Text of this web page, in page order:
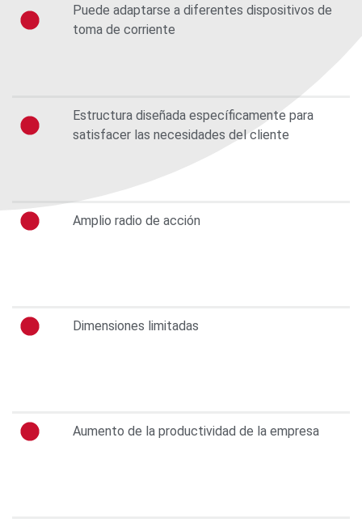
Puede adaptarse a diferentes dispositivos de
toma de corriente
Estructura diseñada específicamente para
satisfacer las necesidades del cliente
Amplio radio de acción
Dimensiones limitadas
Aumento de la productividad de la empresa